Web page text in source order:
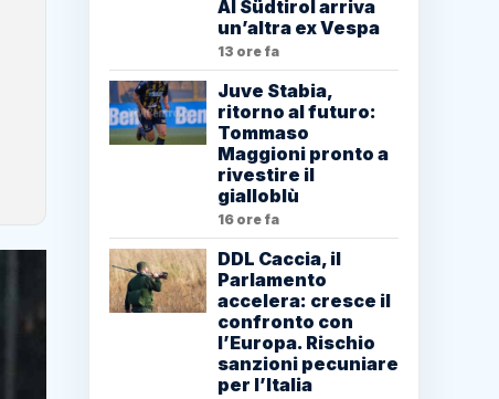
Al Südtirol arriva
un’altra ex Vespa
13 ore fa
Juve Stabia,
ritorno al futuro:
Tommaso
Maggioni pronto a
rivestire il
gialloblù
16 ore fa
DDL Caccia, il
Parlamento
accelera: cresce il
confronto con
l’Europa. Rischio
sanzioni pecuniare
per l’Italia